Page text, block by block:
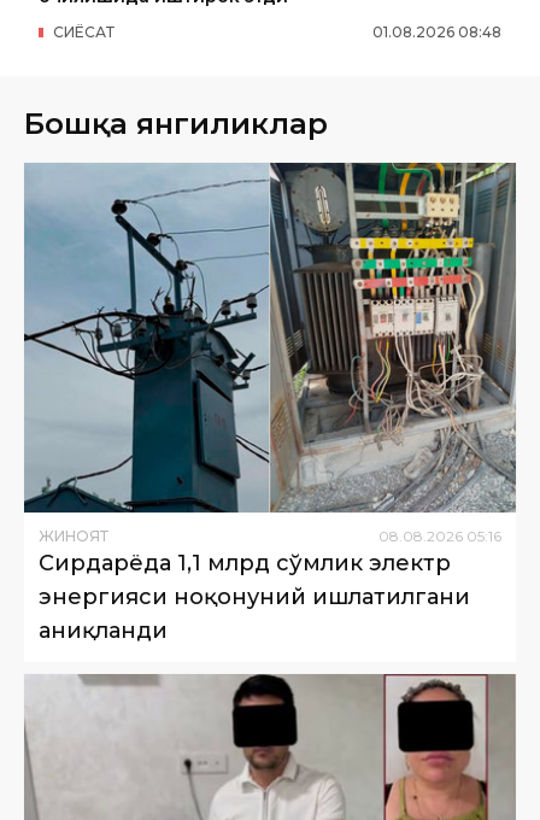
01.08.2026 08:48
СИËСАТ
Бошқа янгиликлар
ЖИНОЯТ 08.08.2026 05:16
Сирдарёда 1,1 млрд сўмлик электр
энергияси ноқонуний ишлатилгани
аниқланди